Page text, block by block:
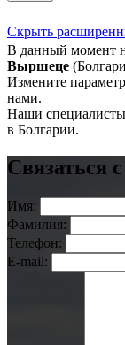
Скрыть
В данный момент
Выршеце
Измените
нами.
Наши
в Болгарии.
Связаться
Имя:
Фамилия:
Телефон:
E-mail: